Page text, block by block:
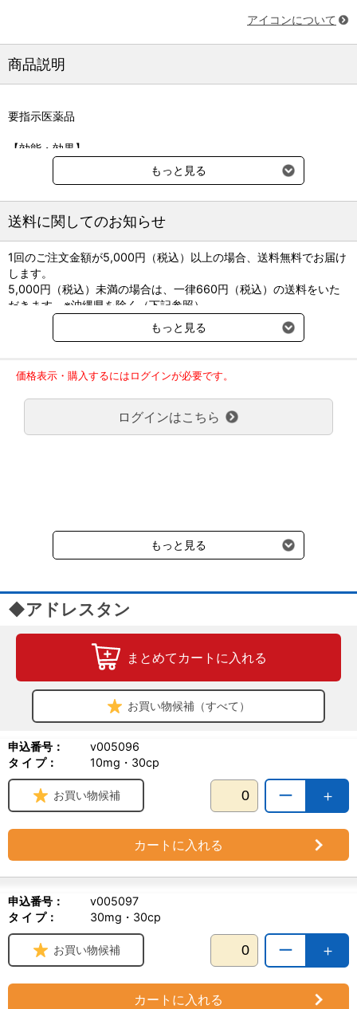
アイコンについて
商品説明
要指示医薬品
【効能・効果】
犬：副腎皮質機能亢進症(クッシング症候群)に伴う諸症状の改善
●製造販売元：共立製薬
●成分：トリロスタン
●剤形：カプセル剤
●組成：
10mgカプセル：トリロスタン10mg含有
30mgカプセル：トリロスタン30mg含有
60mgカプセル：トリロスタン60mg含有
●貯法：室温保存
与量、減量、維持あるいは増量とも症状により適宜増減し、体重及
与する。
※ご使用に際しては、製品同梱の添付文書・使用説明書を必ずご参
照ください。
もっと見る
送料に関してのお知らせ
1回のご注文金額が5,000円（税込）以上の場合、送料無料でお届け
します。
5,000円（税込）未満の場合は、一律660円（税込）の送料をいた
だきます。※沖縄県を除く（下記参照）
※2017年11月14日（火）より沖縄県へのお届けにつきましては、1
回のご注文金額（税込）が、30,000円以上で配送無料となります。
ご了承のほどよろしくお願い致します。
弊社都合でお届けが２回以上に分かれる場合の送料負担は、１回分
のみで新たな送料は発生しません。
大型商品送料が必要な商品をご注文の場合は、大型商品送料のみご
負担頂きます。
受けます。
もっと見る
価格表示・購入するにはログインが必要です。
ログインはこちら
もっと見る
◆アドレスタン
まとめてカートに入れる
お買い物候補（すべて）
申込番号：
v005096
タ イ プ：
10mg・30cp
＋
ー
お買い物候補
カートに入れる
申込番号：
v005097
タ イ プ：
30mg・30cp
＋
ー
お買い物候補
カートに入れる